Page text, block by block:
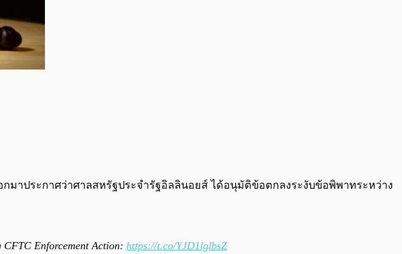
0:00/
าประกาศว่าศาลสหรัฐประจำรัฐอิลลินอยส์ ได้อนุมัติข้อตกลงระงับข้อพิพาทระหว่าง
Enforcement Action: https://t.co/YJD1lglbsZ